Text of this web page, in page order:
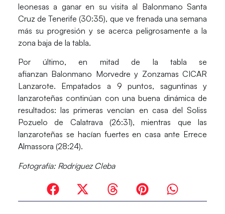
leonesas a ganar en su visita al Balonmano Santa
Cruz de Tenerife (30:35), que ve frenada una semana
más su progresión y se acerca peligrosamente a la
zona baja de la tabla.
Por último, en mitad de la tabla se
afianzan Balonmano Morvedre y Zonzamas CICAR
Lanzarote. Empatados a 9 puntos, saguntinas y
lanzaroteñas continúan con una buena dinámica de
resultados: las primeras vencían en casa del Soliss
Pozuelo de Calatrava (26:31), mientras que las
lanzaroteñas se hacían fuertes en casa ante Errece
Almassora (28:24).
Fotografía: Rodríguez Cleba